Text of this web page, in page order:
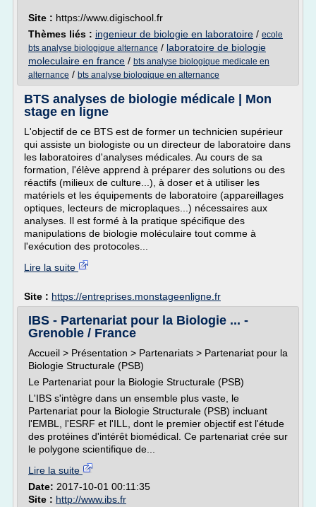
Site : https://www.digischool.fr
Thèmes liés : ingenieur de biologie en laboratoire / ecole
bts analyse biologique alternance / laboratoire de biologie
moleculaire en france / bts analyse biologique medicale en
alternance / bts analyse biologique en alternance
BTS analyses de biologie médicale | Mon
stage en ligne
L'objectif de ce BTS est de former un technicien supérieur
qui assiste un biologiste ou un directeur de laboratoire dans
les laboratoires d'analyses médicales. Au cours de sa
formation, l'élève apprend à préparer des solutions ou des
réactifs (milieux de culture...), à doser et à utiliser les
matériels et les équipements de laboratoire (appareillages
optiques, lecteurs de microplaques...) nécessaires aux
analyses. Il est formé à la pratique spécifique des
manipulations de biologie moléculaire tout comme à
l'exécution des protocoles...
Lire la suite
Site : https://entreprises.monstageenligne.fr
IBS - Partenariat pour la Biologie ... -
Grenoble / France
Accueil > Présentation > Partenariats > Partenariat pour la
Biologie Structurale (PSB)
Le Partenariat pour la Biologie Structurale (PSB)
L'IBS s'intègre dans un ensemble plus vaste, le
Partenariat pour la Biologie Structurale (PSB) incluant
l'EMBL, l'ESRF et l'ILL, dont le premier objectif est l'étude
des protéines d'intérêt biomédical. Ce partenariat crée sur
le polygone scientifique de...
Lire la suite
Date: 2017-10-01 00:11:35
Site : http://www.ibs.fr